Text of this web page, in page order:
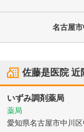
名古屋
佐藤是医院近
いずみ調剤薬局
薬局
愛知県名古屋市中川区